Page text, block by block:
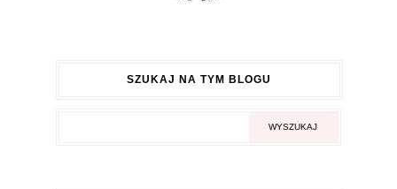
SZUKAJ NA TYM BLOGU